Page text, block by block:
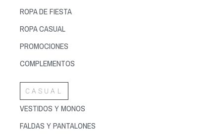
ROPA DE FIESTA
ROPA CASUAL
PROMOCIONES
COMPLEMENTOS
CASUAL
VESTIDOS Y MONOS
FALDAS Y PANTALONES